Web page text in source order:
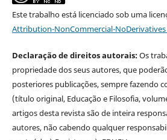
Este trabalho está licenciado sob uma
Attribution-NonCommercial-
Declaração de direitos autorais:Os
propriedade dos seus autores, que
posteriores publicações, sempre fazendo
(título original, Educação e Filosofia,
artigos desta revista são de inteira
autores, não cabendo qualquer